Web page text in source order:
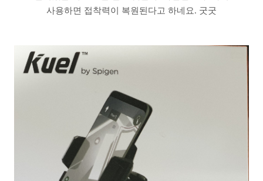
사용하면 접착력이 복원된다고 하네요. 굿굿